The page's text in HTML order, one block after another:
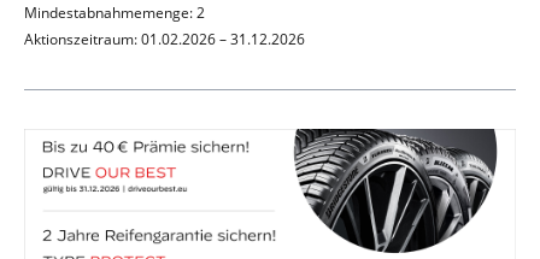
Mindestabnahmemenge: 2
Aktionszeitraum: 01.02.2026 – 31.12.2026